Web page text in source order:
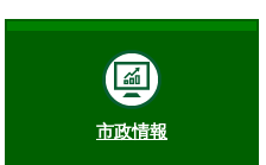
市政情報